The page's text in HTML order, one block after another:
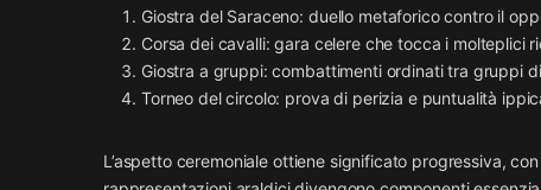
Giostra del Saraceno: duello metaforico contro il
Corsa dei cavalli: gara celere che tocca i molteplici
Giostra a gruppi: combattimenti ordinati tra gruppi
Torneo del circolo: prova di perizia e puntualità
L’aspetto ceremoniale ottiene significato progressiva,